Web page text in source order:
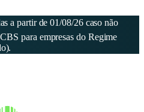
a partir de 01/08/26 caso não
para empresas do Regime